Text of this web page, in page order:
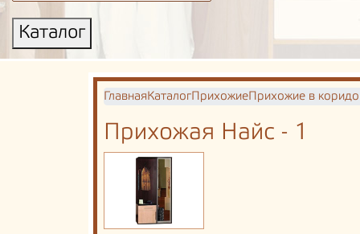
Каталог
ГлавнаяКаталогПрихожиеПрихожие в
Прихожая Найс - 1